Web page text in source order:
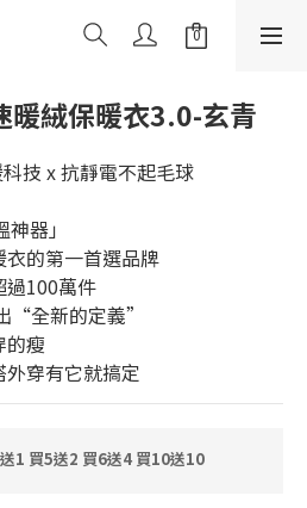
暖絨保暖衣3.0-玄青
技 x 抗靜電不起毛球
器」
的第一首選品牌
過100萬件
“全新的定義”
的瘦
穿有它就搞定
1 買5送2 買6送4 買10送10